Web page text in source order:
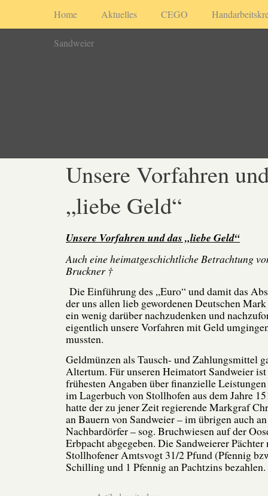
Home Aktuelles CEGO
Sandweier
Unsere Vorfahren
„liebe Geld“
Unsere Vorfahren und das „liebe Geld“
Auch eine heimatgeschichtliche Betrachtung
Bruckner †
Die Einführung des „Euro“ und damit das
der uns allen lieb gewordenen Deutschen
ein wenig darüber nachzudenken und
eigentlich unsere Vorfahren mit Geld
mussten.
Geldmünzen als Tausch- und Zahlungsmittel
Altertum. Für unseren Heimatort Sandweier
frühesten Angaben über finanzielle
im Lagerbuch von Stollhofen aus dem Jahre
hatte der zu jener Zeit regierende Markgraf
an Bauern von Sandweier – im übrigen auch
Nachbardörfer – sog. Bruchwiesen auf der
Erbpacht abgegeben. Die Sandweierer Pächter
Stollhofener Amtsvogt 31/2 Pfund (Pfennig
Schilling und 1 Pfennig an Pachtzins